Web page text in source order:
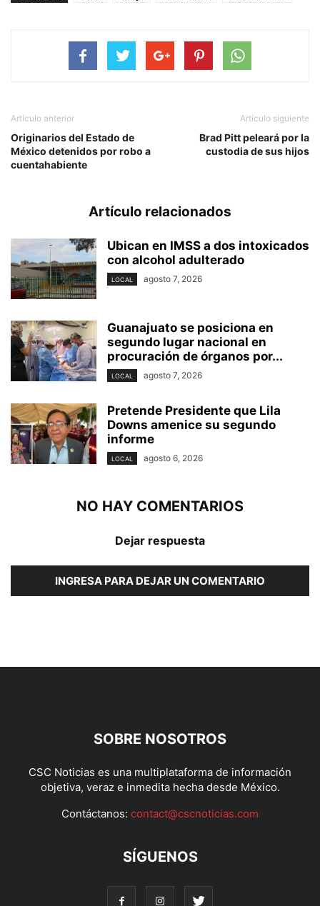
Artículo anterior
Originarios del Estado de
México detenidos por robo a
cuentahabiente
Artículo siguiente
Brad Pitt peleará por la
custodia de sus hijos
Artículo relacionados
Ubican en IMSS a dos intoxicados
con alcohol adulterado
LOCAL agosto 7, 2026
Guanajuato se posiciona en
segundo lugar nacional en
procuración de órganos por...
LOCAL agosto 7, 2026
Pretende Presidente que Lila
Downs amenice su segundo
informe
LOCAL agosto 6, 2026
NO HAY COMENTARIOS
Dejar respuesta
INGRESA PARA DEJAR UN COMENTARIO
SOBRE NOSOTROS
CSC Noticias es una multiplataforma de información
objetiva, veraz e inmedita hecha desde México.
Contáctanos: contact@cscnoticias.com
SÍGUENOS